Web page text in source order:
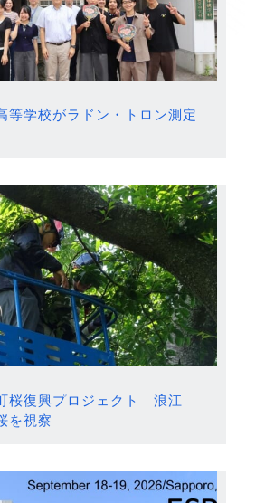
等学校がラドン・トロン測定
桜復興プロジェクト 浪江
を視察